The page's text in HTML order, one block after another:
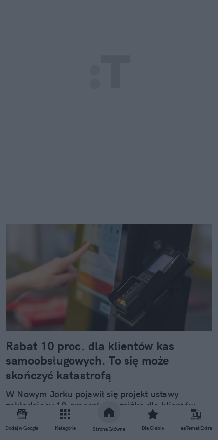
Dodaj w Google Kategorie Strona Główna Dla Ciebie naTemat Extra
Rabat 10 proc. dla klientów kas
samoobsługowych. To się może
skończyć katastrofą
W Nowym Jorku pojawił się projekt ustawy
zakładający 10-procentową zniżkę dla klientów
korzystających z kas samoobsługowych. Na
pierwszy rzut oka brzmi jak sprawiedliwy podział